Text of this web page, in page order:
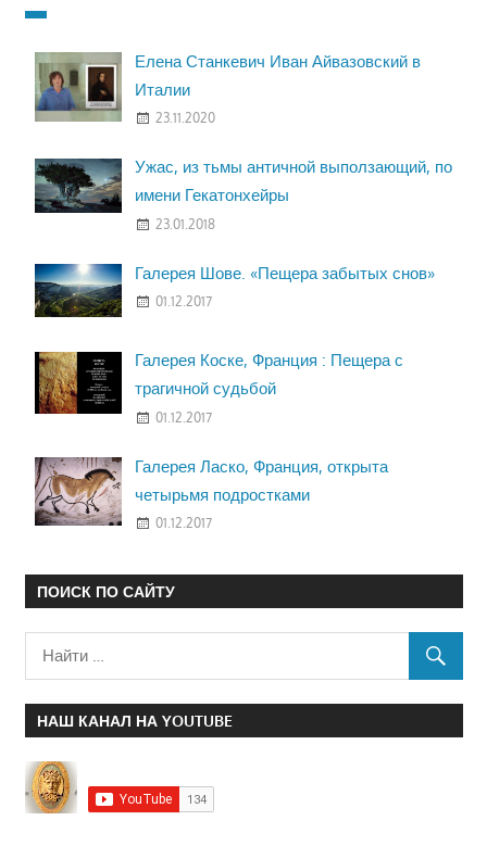
Елена Станкевич Иван Айвазовский в
Италии
23.11.2020
Ужас, из тьмы античной выползающий, по
имени Гекатонхейры
23.01.2018
Галерея Шове. «Пещера забытых снов»
01.12.2017
Галерея Коске, Франция : Пещера с
трагичной судьбой
01.12.2017
Галерея Ласко, Франция, открыта
четырьмя подростками
01.12.2017
ПОИСК ПО САЙТУ
НАШ КАНАЛ НА YOUTUBE